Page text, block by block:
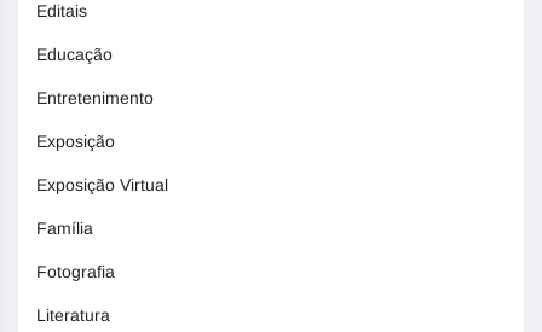
Editais
Educação
Entretenimento
Exposição
Exposição Virtual
Família
Fotografia
Literatura